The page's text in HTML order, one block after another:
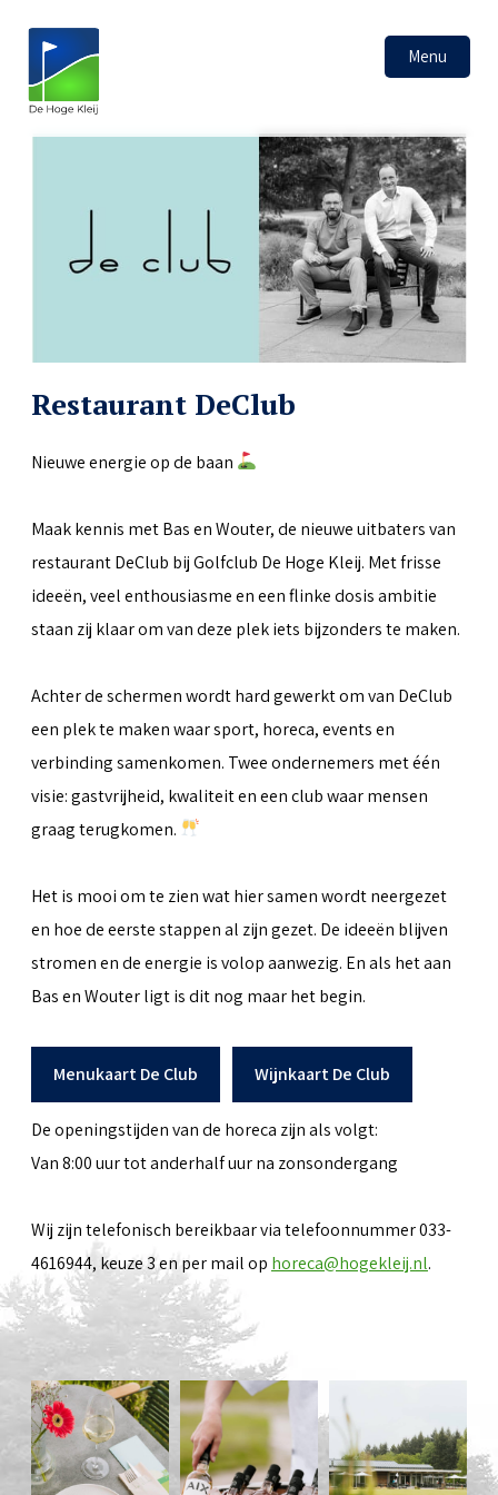
Menu
Restaurant DeClub
Nieuwe energie op de baan
Maak kennis met Bas en Wouter, de nieuwe uitbaters van
restaurant DeClub bij Golfclub De Hoge Kleij. Met frisse
ideeën, veel enthousiasme en een flinke dosis ambitie
staan zij klaar om van deze plek iets bijzonders te maken.
Achter de schermen wordt hard gewerkt om van DeClub
een plek te maken waar sport, horeca, events en
verbinding samenkomen. Twee ondernemers met één
visie: gastvrijheid, kwaliteit en een club waar mensen
graag terugkomen.
Het is mooi om te zien wat hier samen wordt neergezet
en hoe de eerste stappen al zijn gezet. De ideeën blijven
stromen en de energie is volop aanwezig. En als het aan
Bas en Wouter ligt is dit nog maar het begin.
Menukaart De Club Wijnkaart De Club
De openingstijden van de horeca zijn als volgt:
Van 8:00 uur tot anderhalf uur na zonsondergang
Wij zijn telefonisch bereikbaar via telefoonnummer 033-
4616944, keuze 3 en per mail op horeca@hogekleij.nl.